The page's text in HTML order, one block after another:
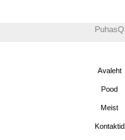
PuhasQ
Avaleht
Pood
Meist
Kontaktid